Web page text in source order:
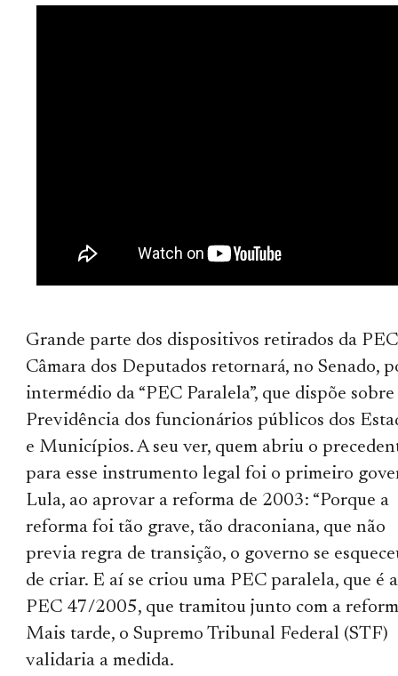
Grande parte dos dispositivos retirados da
Câmara dos Deputados retornará, no Senado,
intermédio da “PEC Paralela”, que dispõe sobre
Previdência dos funcionários públicos dos
e Municípios. A seu ver, quem abriu o
para esse instrumento legal foi o primeiro
Lula, ao aprovar a reforma de 2003: “Porque a
reforma foi tão grave, tão draconiana, que não
previa regra de transição, o governo se
de criar. E aí se criou uma PEC paralela, que é a
PEC 47/2005, que tramitou junto com a
Mais tarde, o Supremo Tribunal Federal (STF)
validaria a medida.